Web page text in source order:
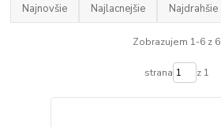
Najnovšie Najlacnejšie Najdrahšie
Zobrazujem 1-6 z 6
strana z 1